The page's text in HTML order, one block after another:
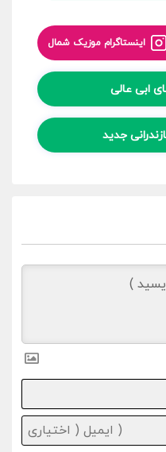
اینستاگرام موزیک شمال
ابی عالی
جدید
نام*